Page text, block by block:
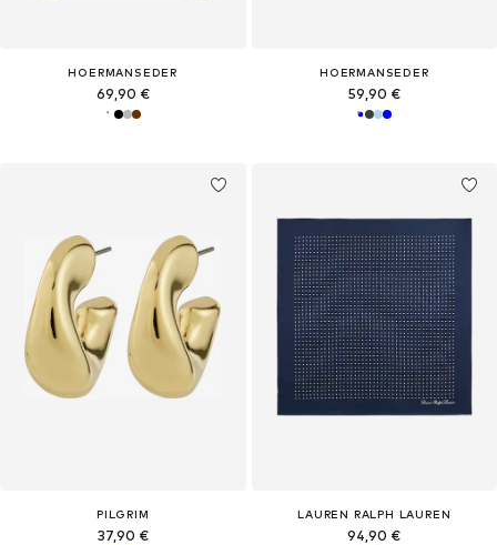
HOERMANSEDER
69,90 €
HOERMANSEDER
59,90 €
PILGRIM
37,90 €
LAUREN RALPH LAUREN
94,90 €